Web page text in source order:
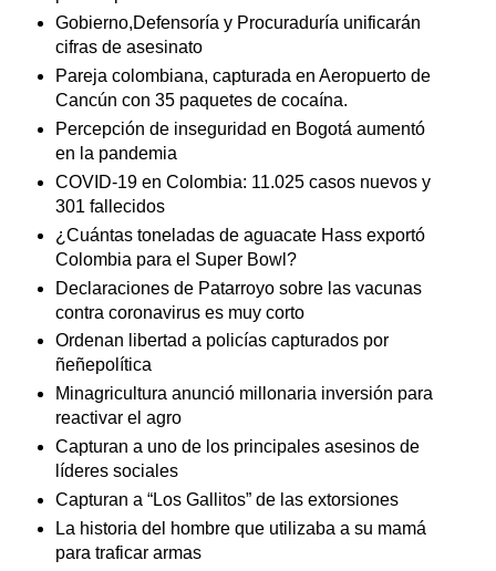
Gobierno,Defensoría y Procuraduría unificarán
cifras de asesinato
Pareja colombiana, capturada en Aeropuerto de
Cancún con 35 paquetes de cocaína.
Percepción de inseguridad en Bogotá aumentó
en la pandemia
COVID-19 en Colombia: 11.025 casos nuevos y
301 fallecidos
¿Cuántas toneladas de aguacate Hass exportó
Colombia para el Super Bowl?
Declaraciones de Patarroyo sobre las vacunas
contra coronavirus es muy corto
Ordenan libertad a policías capturados por
ñeñepolítica
Minagricultura anunció millonaria inversión para
reactivar el agro
Capturan a uno de los principales asesinos de
líderes sociales
Capturan a “Los Gallitos” de las extorsiones
La historia del hombre que utilizaba a su mamá
para traficar armas